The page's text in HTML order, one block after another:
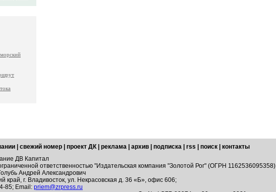
свежий номер проект ДК реклама архив подписка rss поиск
контакты
ДВ Капитал
ответственностью "Издательская компания "Золотой Рог" (ОГРН 1162536095358)
Андрей Александрович
край, г. Владивосток, ул. Некрасовская д. 36 «Б», офис 606;
85; Email: priem@zrpress.ru